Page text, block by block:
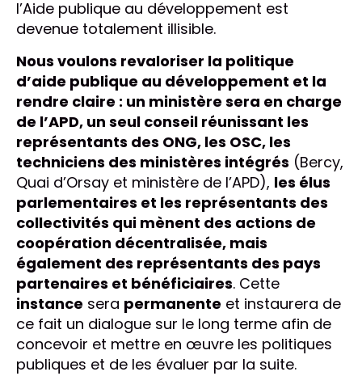
l’Aide publique au développement est
devenue totalement illisible.
Nous voulons revaloriser la politique
d’aide publique au développement et la
rendre claire : un ministère sera en charge
de l’APD, un seul conseil réunissant les
représentants des ONG, les OSC, les
techniciens des ministères intégrés (Bercy,
Quai d’Orsay et ministère de l’APD), les élus
parlementaires et les représentants des
collectivités qui mènent des actions de
coopération décentralisée, mais
également des représentants des pays
partenaires et bénéficiaires. Cette
instance sera permanente et instaurera de
ce fait un dialogue sur le long terme afin de
concevoir et mettre en œuvre les politiques
publiques et de les évaluer par la suite.